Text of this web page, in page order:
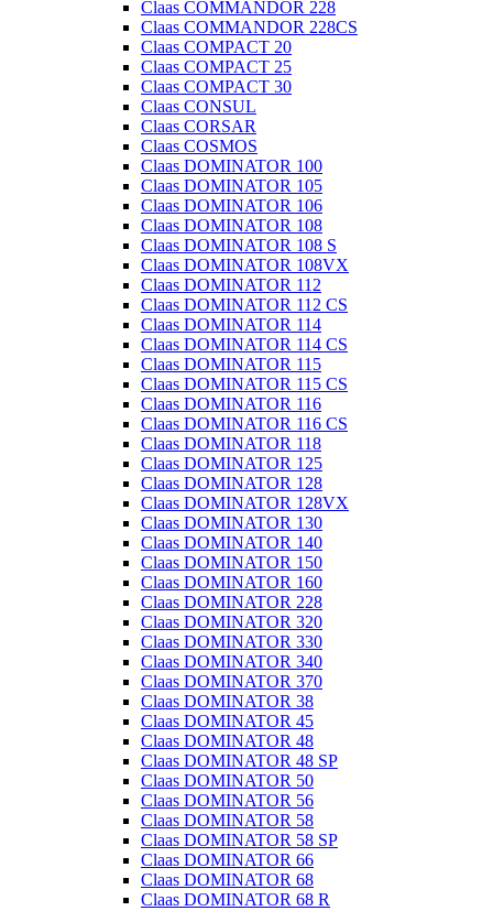
Claas COMMANDOR 228
Claas COMMANDOR 228CS
Claas COMPACT 20
Claas COMPACT 25
Claas COMPACT 30
Claas CONSUL
Claas CORSAR
Claas COSMOS
Claas DOMINATOR 100
Claas DOMINATOR 105
Claas DOMINATOR 106
Claas DOMINATOR 108
Claas DOMINATOR 108 S
Claas DOMINATOR 108VX
Claas DOMINATOR 112
Claas DOMINATOR 112 CS
Claas DOMINATOR 114
Claas DOMINATOR 114 CS
Claas DOMINATOR 115
Claas DOMINATOR 115 CS
Claas DOMINATOR 116
Claas DOMINATOR 116 CS
Claas DOMINATOR 118
Claas DOMINATOR 125
Claas DOMINATOR 128
Claas DOMINATOR 128VX
Claas DOMINATOR 130
Claas DOMINATOR 140
Claas DOMINATOR 150
Claas DOMINATOR 160
Claas DOMINATOR 228
Claas DOMINATOR 320
Claas DOMINATOR 330
Claas DOMINATOR 340
Claas DOMINATOR 370
Claas DOMINATOR 38
Claas DOMINATOR 45
Claas DOMINATOR 48
Claas DOMINATOR 48 SP
Claas DOMINATOR 50
Claas DOMINATOR 56
Claas DOMINATOR 58
Claas DOMINATOR 58 SP
Claas DOMINATOR 66
Claas DOMINATOR 68
Claas DOMINATOR 68 R